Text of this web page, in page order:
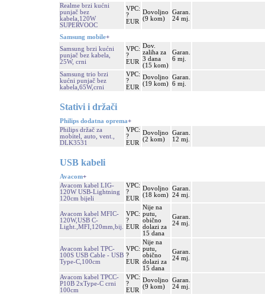
Realme brzi kućni
punjač bez
kabela,120W
SUPERVOOC
VPC:
?
EUR
Dovoljno
(9 kom)
Garan.
24 mj.
Samsung mobile+
Samsung brzi kućni
punjač bez kabela,
25W, crni
VPC:
?
EUR
Dov.
zaliha za
3 dana
(15 kom)
Garan.
6 mj.
Samsung trio brzi
kućni punjač bez
kabela,65W,crni
VPC:
?
EUR
Dovoljno
(19 kom)
Garan.
6 mj.
Stativi i držači
Philips dodatna oprema+
Philips držač za
mobitel, auto, vent.,
DLK3531
VPC:
?
EUR
Dovoljno
(2 kom)
Garan.
12 mj.
USB kabeli
Avacom+
Avacom kabel LIG-
120W USB-Lightning
120cm bijeli
VPC:
?
EUR
Dovoljno
(18 kom)
Garan.
24 mj.
Avacom kabel MFIC-
120W,USB C-
Light.,MFI,120mm,bij.
VPC:
?
EUR
Nije na
putu,
obično
dolazi za
15 dana
Garan.
24 mj.
Avacom kabel TPC-
100S USB Cable - USB
Type-C,100cm
VPC:
?
EUR
Nije na
putu,
obično
dolazi za
15 dana
Garan.
24 mj.
Avacom kabel TPCC-
P10B 2xType-C crni
100cm
VPC:
?
EUR
Dovoljno
(9 kom)
Garan.
24 mj.